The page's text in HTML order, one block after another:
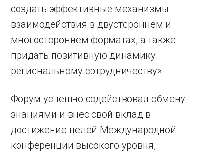
создать эффективные механизмы
взаимодействия в двустороннем и
многостороннем форматах, а также
придать позитивную динамику
региональному сотрудничеству».
Форум успешно содействовал обмену
знаниями и внес свой вклад в
достижение целей Международной
конференции высокого уровня,